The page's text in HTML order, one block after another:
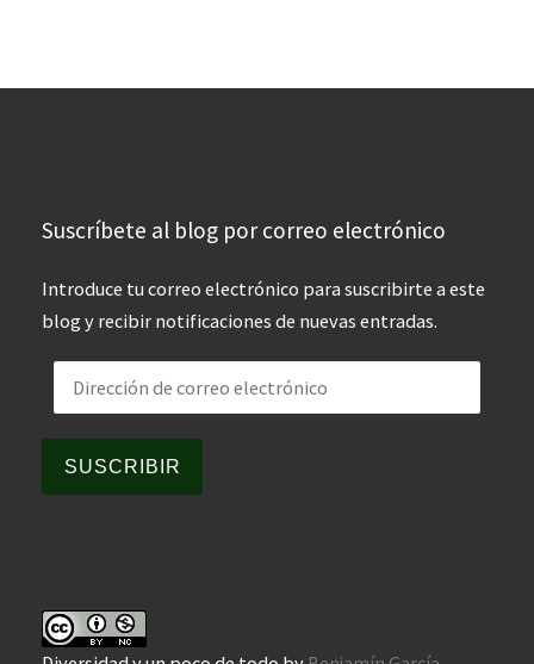
Suscríbete al blog por correo electrónico
Introduce tu correo electrónico para suscribirte a este
blog y recibir notificaciones de nuevas entradas.
Dirección de correo electrónico
SUSCRIBIR